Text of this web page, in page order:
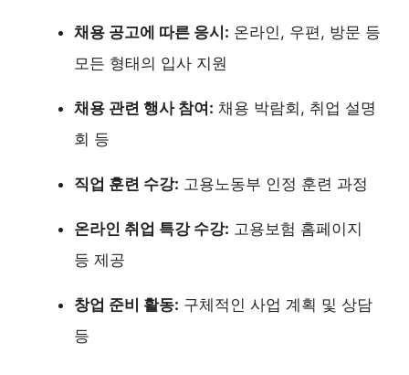
채용 공고에 따른 응시: 온라인, 우편, 방문 등
모든 형태의 입사 지원
채용 관련 행사 참여: 채용 박람회, 취업 설명
회 등
직업 훈련 수강: 고용노동부 인정 훈련 과정
온라인 취업 특강 수강: 고용보험 홈페이지
등 제공
창업 준비 활동: 구체적인 사업 계획 및 상담
등